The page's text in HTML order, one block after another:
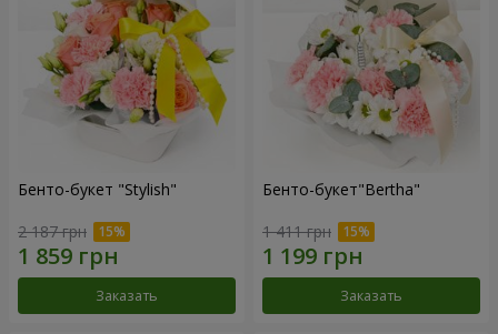
Бенто-букет "Stylish"
2 187 грн
Заказать
Бенто-букет"Bertha"
1 411 грн
Заказать